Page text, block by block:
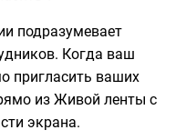
подразумевает
Когда ваш
пригласить ваших
из Живой ленты с
экрана.